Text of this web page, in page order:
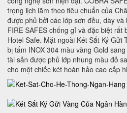
trọng lịch lãm theo tiêu chuẩn của
được phủ bởi các lớp sơn đều, dày và
FIRE SAFES chống gỉ và đặc biệt rất
Hotel Safe. Mặt ngoài Két Sắt Ký Gửi
bị tấm INOX 304 màu vàng Gold
tài sản được phủ lớp nhung màu đỏ
cho một chiếc két hoàn hảo cao cấp